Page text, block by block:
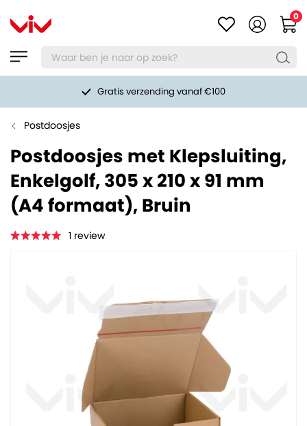
0
Gratis verzending vanaf €100
Postdoosjes
Postdoosjes met Klepsluiting,
Enkelgolf, 305 x 210 x 91 mm
(A4 formaat), Bruin
1 review